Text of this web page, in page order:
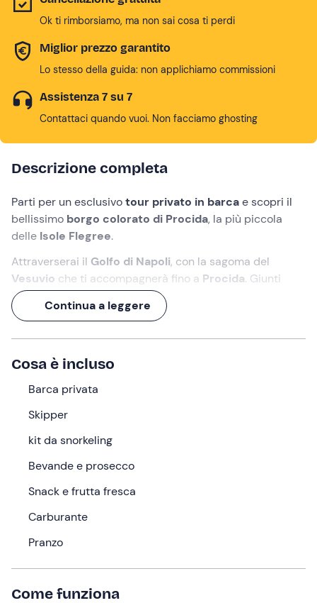
Ok ti rimborsiamo, ma non sai cosa ti perdi
Miglior prezzo garantito
Lo stesso della guida: non applichiamo commissioni
Assistenza 7 su 7
Contattaci quando vuoi. Non facciamo ghosting
Descrizione completa
Parti per un esclusivotour privato in barcae scopri il
bellissimo borgo colorato di Procida, la più piccola
delle Isole Flegree.
Attraverserai il Golfo di Napoli, con la sagoma del
Vesuvio che ti accompagnerà fino a Procida. Giunti
sulle coste dell'isola, verrai accolto dalle casette
variopinte delPorto di Corriccella
La barca saràa tua completa disposizione
rilassarti, prendere il sole, fare il bagno e sorseggiare
Cosa faremo
Si salpa in mattinata dal porto di
all'orario scelto in fase di prenotazione (con possibilità di
partire da un porto diverso, su richiesta). Qui
incontrerete il Capitano che vi farà accomodare a bordo.
Attraversando il
naturali, grotte e calette. Una volta arrivati, però, la
prima cosa che noterete sarà il
Continua a leggere
Cosa è incluso
Barca privata
Skipper
kit da snorkeling
Bevande e prosecco
Snack e frutta fresca
Carburante
Pranzo
Come funziona